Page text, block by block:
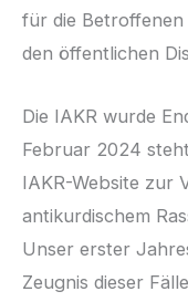
für die
den öffentlichen
Die IAKR wurde
Februar 2024
IAKR-Website zur
antikurdischem
Unser erster
Zeugnis dieser